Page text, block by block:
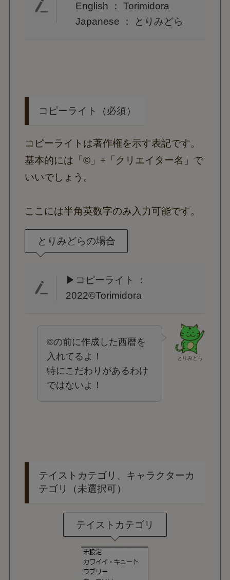
English ： Torimidora
Japanese ： とりみどら
コピーライト（必須）
コピーライトは著作権を示す表記です。
基本的には「©」+「クリエイター名」で
いいでしょう。
ここには半角英数字のみ入力可能です。
とりみどらの場合
▶コピーライト ：
2022©Torimidora
とりみどら
©の前に作成した西暦を
入れてるよ！
特にこだわりがあるわけ
ではないよ！
テイストカテゴリ、キャラクターカ
テゴリ（未選択可）
テイストカテゴリ